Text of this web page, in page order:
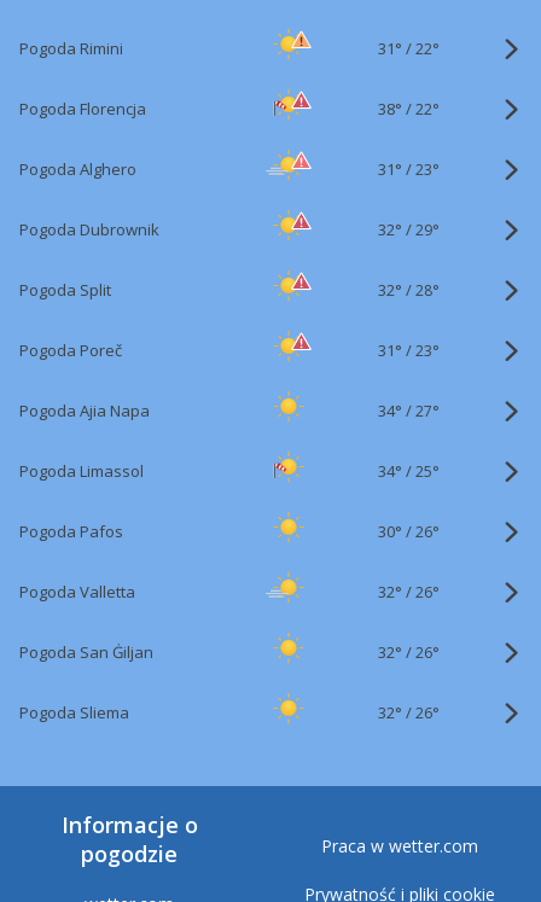
Pogoda Rimini 31° /22°
Pogoda Florencja 38° /22°
Pogoda Alghero 31° /23°
Pogoda Dubrownik 32° /29°
Pogoda Split 32° /28°
Pogoda Poreč 31° /23°
Pogoda Ajia Napa 34° /27°
Pogoda Limassol 34° /25°
Pogoda Pafos 30° /26°
Pogoda Valletta 32° /26°
Pogoda San Ġiljan 32° /26°
Pogoda Sliema 32° /26°
Informacje o
pogodzie
Praca w wetter.com
Prywatność i pliki cookie